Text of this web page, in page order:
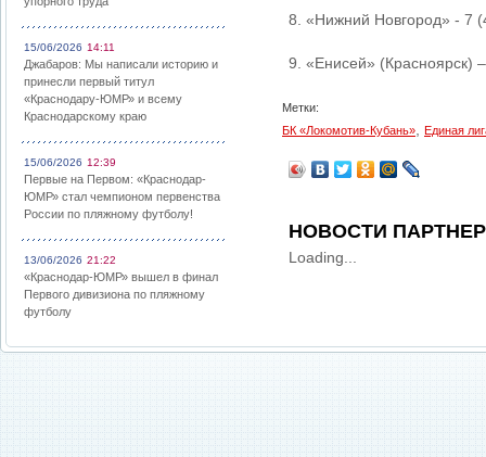
15/06/2026 14:11
Джабаров: Мы написали историю и
принесли первый титул
«Краснодару-ЮМР» и всему
Краснодарскому краю
15/06/2026 12:39
Первые на Первом: «Краснодар-
ЮМР» стал чемпионом первенства
России по пляжному футболу!
13/06/2026 21:22
«Краснодар-ЮМР» вышел в финал
Первого дивизиона по пляжному
футболу
8. «Нижний Новгород» - 7
9. «Енисей» (Красноярск)
Метки:
БК «Локомотив-Кубань»
Единая
НОВОСТИ
Loading...